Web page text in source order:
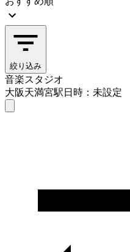
絞り込み
音楽スタジオ
大阪天満宮駅日時：未設定